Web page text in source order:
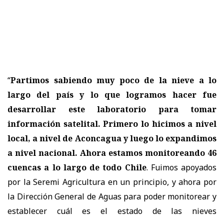
“Partimos sabiendo muy poco de la nieve a lo
largo del país y lo que logramos hacer fue
desarrollar este laboratorio para tomar
información satelital. Primero lo hicimos a nivel
local, a nivel de Aconcagua y luego lo expandimos
a nivel nacional. Ahora estamos monitoreando 46
cuencas a lo largo de todo Chile. Fuimos apoyados
por la Seremi Agricultura en un principio, y ahora por
la Dirección General de Aguas para poder monitorear y
establecer cuál es el estado de las nieves